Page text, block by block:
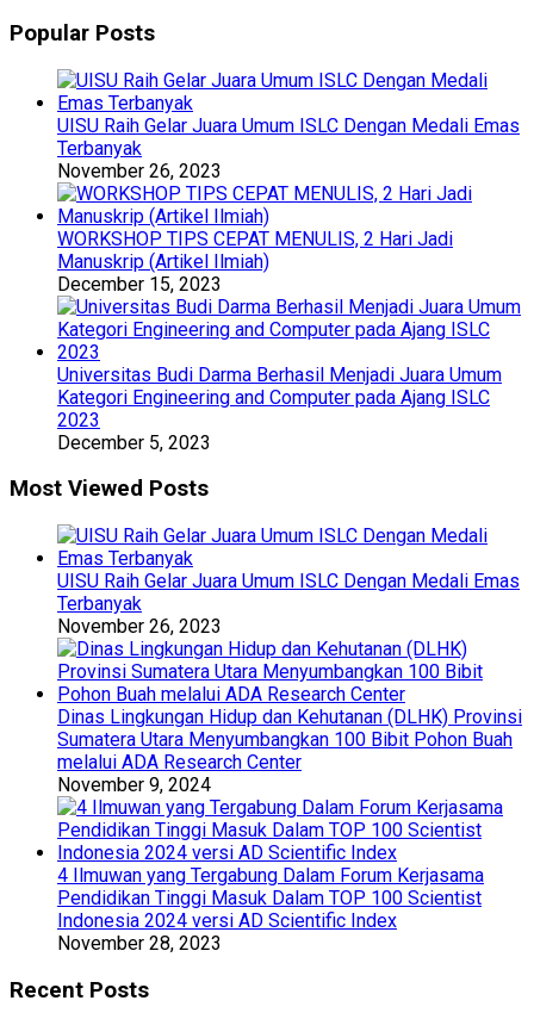
Popular Posts
UISU Raih Gelar Juara Umum ISLC Dengan Medali Emas
Terbanyak
November 26, 2023
WORKSHOP TIPS CEPAT MENULIS, 2 Hari Jadi
Manuskrip (Artikel Ilmiah)
December 15, 2023
Universitas Budi Darma Berhasil Menjadi Juara Umum
Kategori Engineering and Computer pada Ajang ISLC
2023
December 5, 2023
Most Viewed Posts
UISU Raih Gelar Juara Umum ISLC Dengan Medali Emas
Terbanyak
November 26, 2023
Dinas Lingkungan Hidup dan Kehutanan (DLHK) Provinsi
Sumatera Utara Menyumbangkan 100 Bibit Pohon Buah
melalui ADA Research Center
November 9, 2024
4 Ilmuwan yang Tergabung Dalam Forum Kerjasama
Pendidikan Tinggi Masuk Dalam TOP 100 Scientist
Indonesia 2024 versi AD Scientific Index
November 28, 2023
Recent Posts